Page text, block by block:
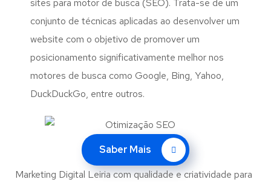
sites para motor de busca (SEO). Trata-se de um
conjunto de técnicas aplicadas ao desenvolver um
website com o objetivo de promover um
posicionamento significativamente melhor nos
motores de busca como Google, Bing, Yahoo,
DuckDuckGo, entre outros.
Saber Mais
Marketing Digital Leiria com qualidade e criatividade para